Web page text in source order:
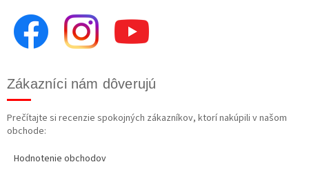
Zákazníci nám dôverujú
Prečítajte si recenzie spokojných zákazníkov, ktorí nakúpili v našom
obchode:
Hodnotenie obchodov